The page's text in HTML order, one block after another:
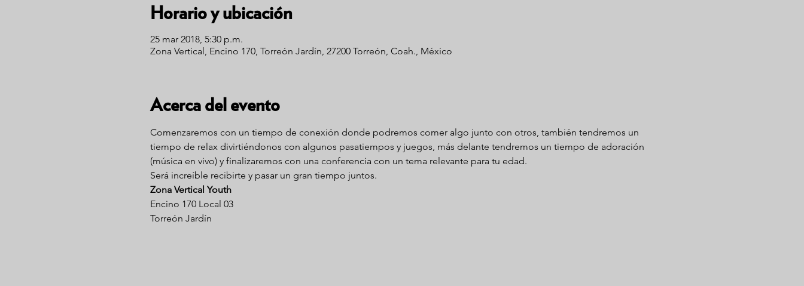
Horario y ubicación
25 mar 2018, 5:30 p.m.
Zona Vertical, Encino 170, Torreón Jardín, 27200 Torreón, Coah., México
Acerca del evento
Comenzaremos con un tiempo de conexión donde podremos comer algo junto con otros, también tendremos un
tiempo de relax divirtiéndonos con algunos pasatiempos y juegos, más delante tendremos un tiempo de adoración
(música en vivo) y finalizaremos con una conferencia con un tema relevante para tu edad.
Será increíble recibirte y pasar un gran tiempo juntos.
Zona Vertical Youth
Encino 170 Local 03
Torreón Jardín